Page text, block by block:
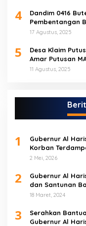
4
Dandim 0416
Pembentangan
Peringatan HUT
17 Agustus, 2025
5
Desa Klaim
Amar Putusan
(NO)
11 Agustus, 2025
1
Gubernur Al
Korban
2 Mei, 2026
2
Gubernur Al
dan Santunan
Yang Berada di
18 Maret, 2024
3
Serahkan
Gubernur Al